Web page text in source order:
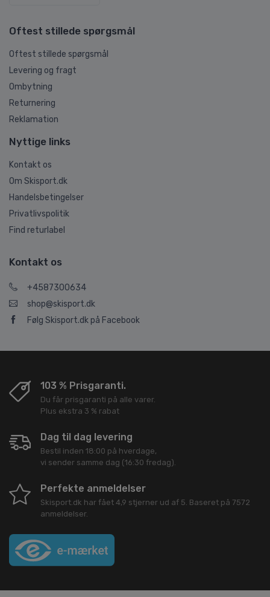
Oftest stillede spørgsmål
Oftest stillede spørgsmål
Levering og fragt
Ombytning
Returnering
Reklamation
Nyttige links
Kontakt os
Om Skisport.dk
Handelsbetingelser
Privatlivspolitik
Find returlabel
Kontakt os
+4587300634
shop@skisport.dk
Følg Skisport.dk på Facebook
103 % Prisgaranti.
Du får prisgaranti på alle varer.
Plus ekstra 3 % rabat
Dag til dag levering
Bestil inden 18:00 på hverdage,
vi sender samme dag (16:30 fredag).
Perfekte anmeldelser
Skisport.dk har fået 4,9 stjerner ud af 5. Baseret på 7572
anmeldelser.